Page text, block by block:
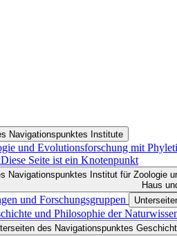
Navigationspunktes Institute
und Evolutionsforschung mit
Diese Seite ist ein Knotenpunkt
Navigationspunktes Institut für Zoologie
Haus
und Forschungsgruppen
und Philosophie der
des Navigationspunktes